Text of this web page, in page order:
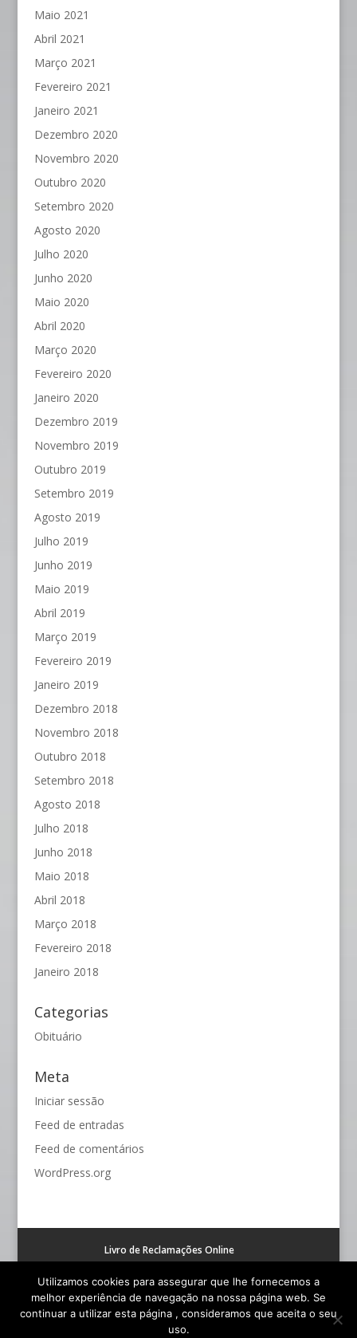
Maio 2021
Abril 2021
Março 2021
Fevereiro 2021
Janeiro 2021
Dezembro 2020
Novembro 2020
Outubro 2020
Setembro 2020
Agosto 2020
Julho 2020
Junho 2020
Maio 2020
Abril 2020
Março 2020
Fevereiro 2020
Janeiro 2020
Dezembro 2019
Novembro 2019
Outubro 2019
Setembro 2019
Agosto 2019
Julho 2019
Junho 2019
Maio 2019
Abril 2019
Março 2019
Fevereiro 2019
Janeiro 2019
Dezembro 2018
Novembro 2018
Outubro 2018
Setembro 2018
Agosto 2018
Julho 2018
Junho 2018
Maio 2018
Abril 2018
Março 2018
Fevereiro 2018
Janeiro 2018
Categorias
Obituário
Meta
Iniciar sessão
Feed de entradas
Feed de comentários
WordPress.org
Livro de Reclamações Online
Utilizamos cookies para assegurar que lhe fornecemos a
melhor experiência de navegação na nossa página web. Se
continuar a utilizar esta página , consideramos que aceita o seu
uso.